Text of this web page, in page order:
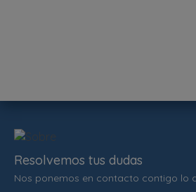
Resolvemos tus dudas
Nos ponemos en contacto contigo lo